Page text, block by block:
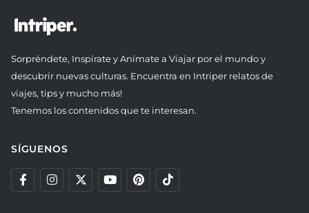
Sorpréndete, Inspírate y Anímate a Viajar por el mundo y
descubrir nuevas culturas. Encuentra en Intriper relatos de
viajes, tips y mucho más!
Tenemos los contenidos que te interesan.
SÍGUENOS